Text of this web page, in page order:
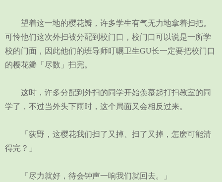
望着这一地的樱花瓣，许多学生有气无力地拿着扫把。
可怜他们这次外扫被分配到校门口，校门口可以说是一所学
校的门面，因此他们的班导师叮嘱卫生GU长一定要把校门口
的樱花瓣「尽数」扫完。
这时，许多分配到外扫的同学开始羡慕起打扫教室的同
学了，不过当外头下雨时，这个局面又会相反过来。
「荻野，这樱花我们扫了又掉、扫了又掉，怎麽可能清
得完？」
「尽力就好，待会钟声一响我们就回去。」